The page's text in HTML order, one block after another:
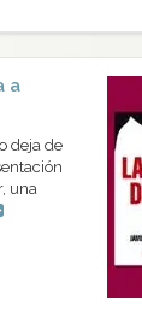
a
deja de
una